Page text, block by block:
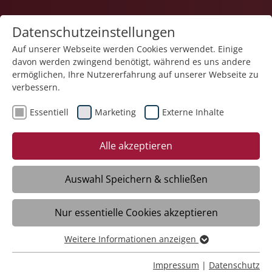
Karriere
Pflegefachkraft (m/w/d)
Datenschutzeinstellungen
Auf unserer Webseite werden Cookies verwendet. Einige
davon werden zwingend benötigt, während es uns andere
ermöglichen, Ihre Nutzererfahrung auf unserer Webseite zu
verbessern.
Essentiell Marketing Externe Inhalte
Alle akzeptieren
Auswahl Speichern & schließen
Nur essentielle Cookies akzeptieren
Essentiell
Essentielle Cookies werden für grundlegende Funktionen
Weitere Informationen anzeigen
Impressum | Datenschutz